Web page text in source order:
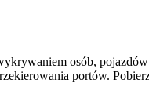
osób,
portów.